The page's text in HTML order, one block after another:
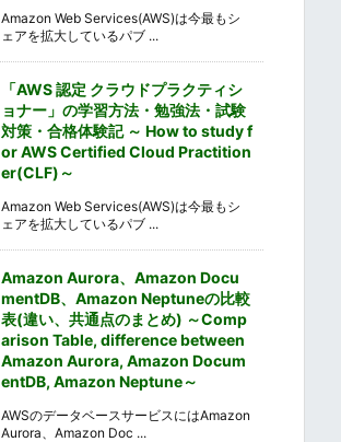
Amazon Web Services(AWS)は今最もシ
ェアを拡大しているパブ ...
「AWS 認定 クラウドプラクティシ
ョナー」の学習方法・勉強法・試験
対策・合格体験記 ～ How to study f
or AWS Certified Cloud Practition
er(CLF)～
Amazon Web Services(AWS)は今最もシ
ェアを拡大しているパブ ...
Amazon Aurora、Amazon Docu
mentDB、Amazon Neptuneの比較
表(違い、共通点のまとめ) ～Comp
arison Table, difference between
Amazon Aurora, Amazon Docum
entDB, Amazon Neptune～
AWSのデータベースサービスにはAmazon
Aurora、Amazon Doc ...